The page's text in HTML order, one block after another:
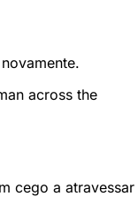
across the
cego a atravessar